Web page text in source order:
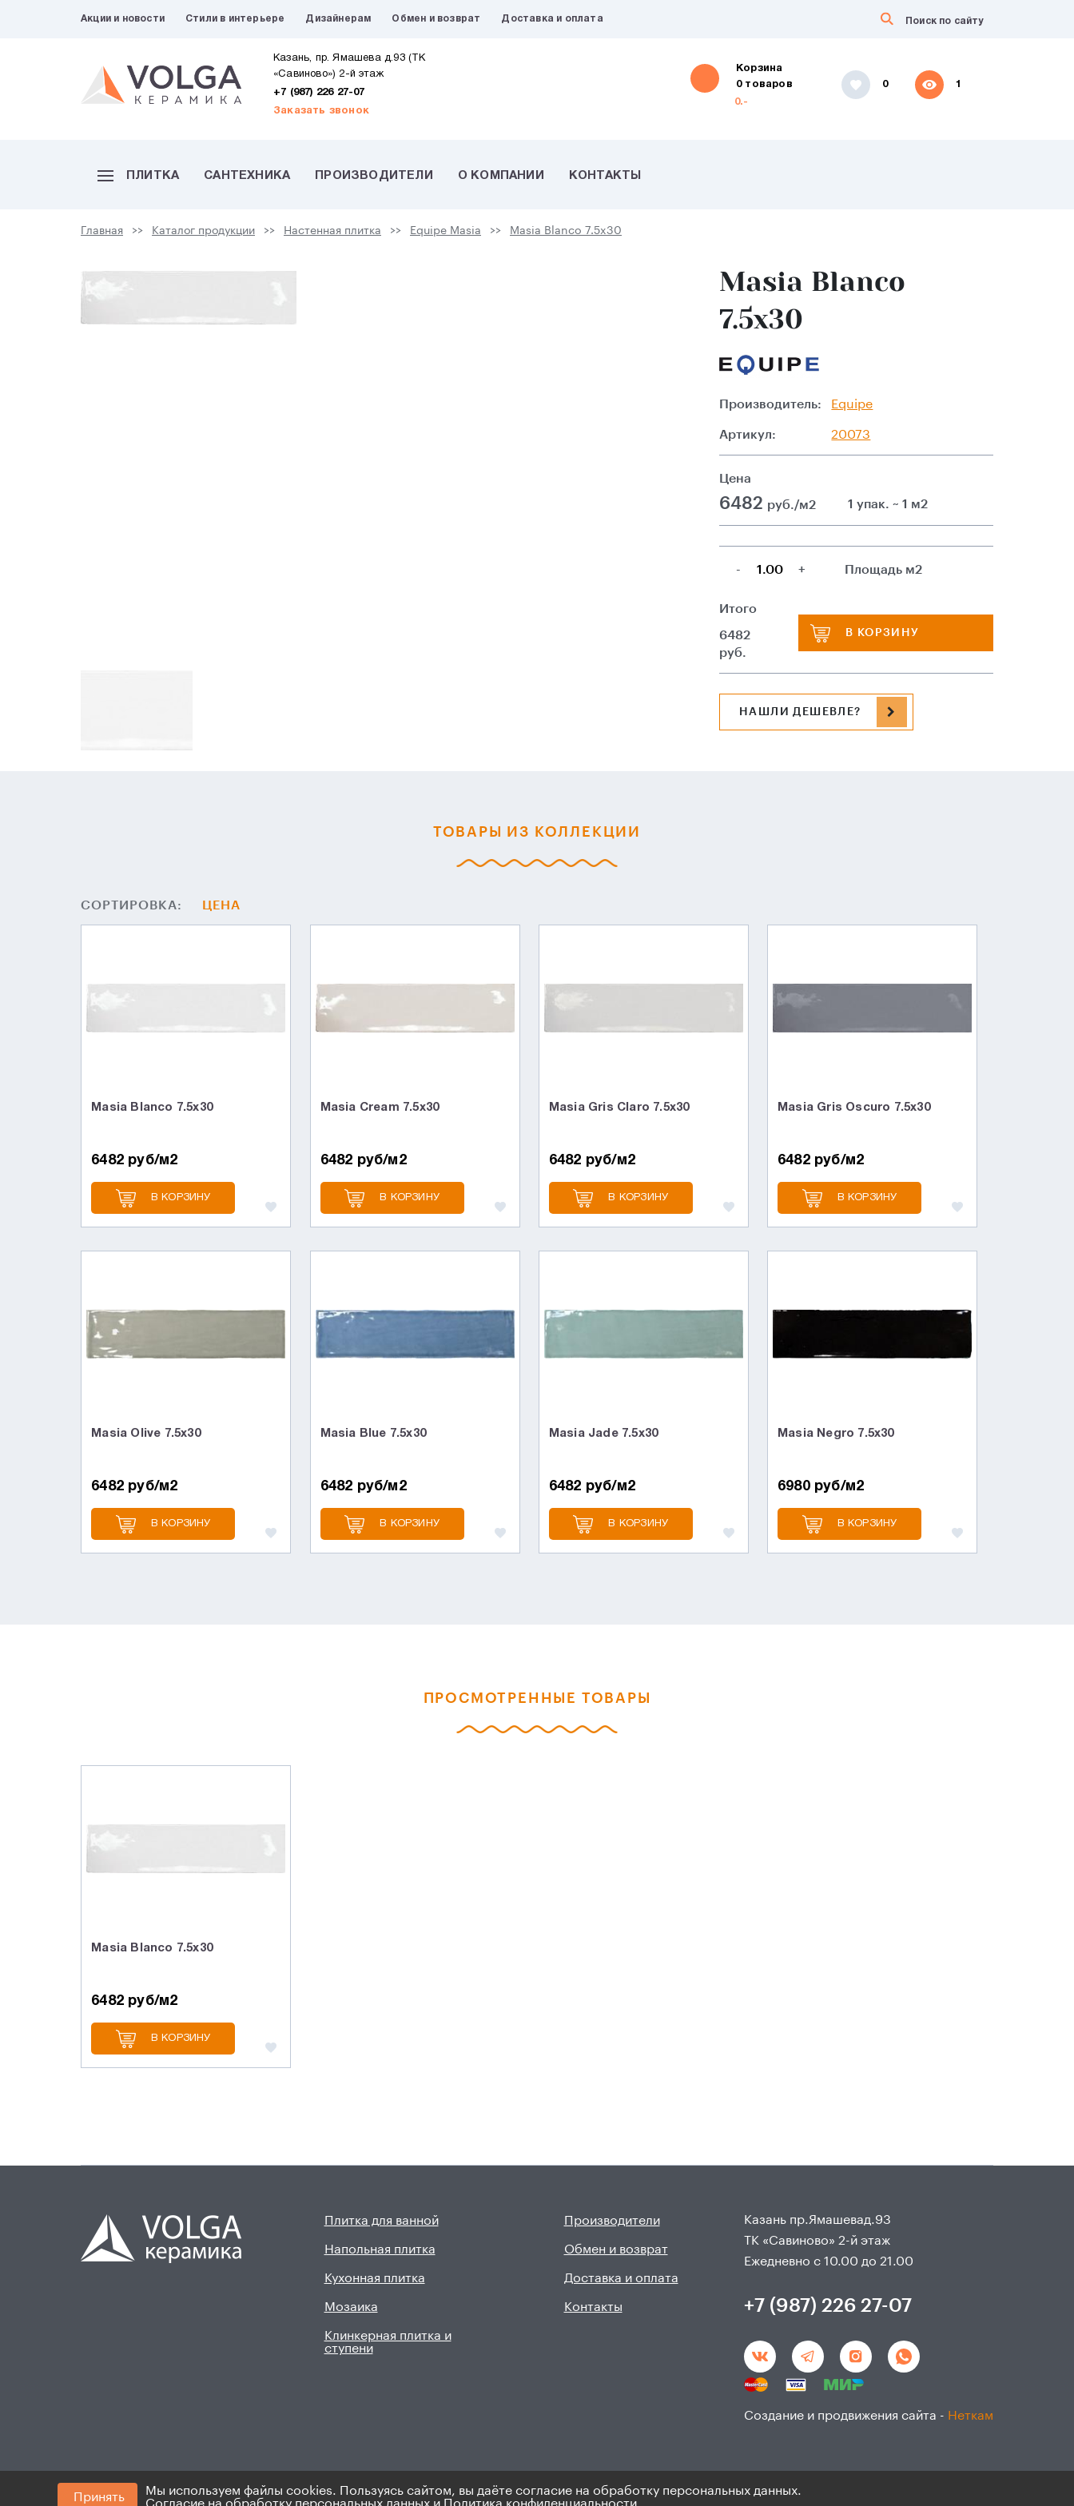
Акции и новости Стили в интерьере Дизайнерам Обмен и возврат Доставка и оплата
Казань, пр. Ямашева д.93 (ТК
«Савиново») 2-й этаж
+7 (987) 226 27-07
Заказать звонок
Корзина
0 товаров
0.-
0 1
ПЛИТКА САНТЕХНИКА ПРОИЗВОДИТЕЛИ О КОМПАНИИ КОНТАКТЫ
Главная Каталог продукции Настенная плитка Equipe Masia Masia Blanco 7.5x30
Masia Blanco
7.5x30
Производитель: Equipe
Артикул: 20073
Цена
6482 руб./м2 1 упак. ~ 1 м2
- + Площадь м2
Итого
6482
руб.
В КОРЗИНУ
НАШЛИ ДЕШЕВЛЕ?
ТОВАРЫ ИЗ КОЛЛЕКЦИИ
СОРТИРОВКА: ЦЕНА
Masia Blanco 7.5x30
6482 руб/м2
В КОРЗИНУ
Masia Cream 7.5x30
6482 руб/м2
В КОРЗИНУ
Masia Gris Claro 7.5x30
6482 руб/м2
В КОРЗИНУ
Masia Gris Oscuro 7.5x30
6482 руб/м2
В КОРЗИНУ
Masia Olive 7.5x30
6482 руб/м2
В КОРЗИНУ
Masia Blue 7.5x30
6482 руб/м2
В КОРЗИНУ
Masia Jade 7.5x30
6482 руб/м2
В КОРЗИНУ
Masia Negro 7.5x30
6980 руб/м2
В КОРЗИНУ
ПРОСМОТРЕННЫЕ ТОВАРЫ
Masia Blanco 7.5x30
6482 руб/м2
В КОРЗИНУ
Плитка для ванной
Напольная плитка
Кухонная плитка
Мозаика
Клинкерная плитка и
ступени
Производители
Обмен и возврат
Доставка и оплата
Контакты
Казань пр.Ямашевад.93
ТК «Савиново» 2-й этаж
Ежедневно с 10.00 до 21.00
+7 (987) 226 27-07
Создание и продвижения сайта - Неткам
© 2008 - 2026. ИП Хадыев Р.И.(ИНН 166010471459). Не является публичной офертой.Политика по персональным данным и согласие на ихобработку
Принять
Мы используем файлы cookies. Пользуясь сайтом, вы даёте согласие на обработку персональных данных.
Согласие на обработку персональных данных и Политика конфиденциальности.